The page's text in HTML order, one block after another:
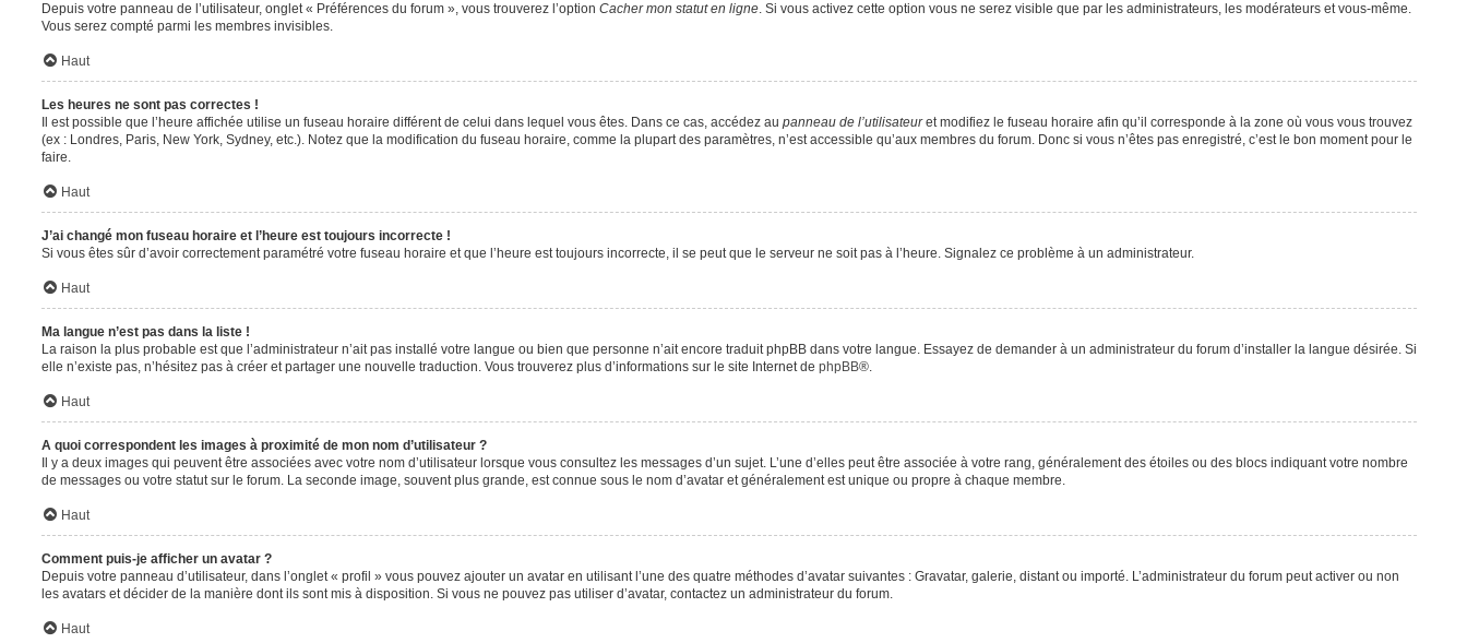
Depuis votre panneau de l’utilisateur, onglet « Préférences du forum », vous trouverez l’option Cacher mon statut en ligne. Si vous activez cette option vous ne serez visible que par les administrateurs, les modérateurs et vous-même.
Vous serez compté parmi les membres invisibles.
Haut
Les heures ne sont pas correctes !
Il est possible que l’heure affichée utilise un fuseau horaire différent de celui dans lequel vous êtes. Dans ce cas, accédez au panneau de l’utilisateuret modifiez le fuseau horaire afin qu’il corresponde à la zone où vous vous trouvez
(ex : Londres, Paris, New York, Sydney, etc.). Notez que la modification du fuseau horaire, comme la plupart des paramètres, n’est accessible qu’aux membres du forum. Donc si vous n’êtes pas enregistré, c’est le bon moment pour le
faire.
Haut
J’ai changé mon fuseau horaire et l’heure est toujours incorrecte !
Si vous êtes sûr d’avoir correctement paramétré votre fuseau horaire et que l’heure est toujours incorrecte, il se peut que le serveur ne soit pas à l’heure. Signalez ce problème à un administrateur.
Haut
Ma langue n’est pas dans la liste !
La raison la plus probable est que l’administrateur n’ait pas installé votre langue ou bien que personne n’ait encore traduit phpBB dans votre langue. Essayez de demander à un administrateur du forum d’installer la langue désirée. Si
elle n’existe pas, n’hésitez pas à créer et partager une nouvelle traduction. Vous trouverez plus d’informations sur le site Internet de phpBB®.
Haut
A quoi correspondent les images à proximité de mon nom d’utilisateur ?
Il y a deux images qui peuvent être associées avec votre nom d’utilisateur lorsque vous consultez les messages d’un sujet. L’une d’elles peut être associée à votre rang, généralement des étoiles ou des blocs indiquant votre nombre
de messages ou votre statut sur le forum. La seconde image, souvent plus grande, est connue sous le nom d’avatar et généralement est unique ou propre à chaque membre.
Haut
Comment puis-je afficher un avatar ?
Depuis votre panneau d’utilisateur, dans l’onglet « profil » vous pouvez ajouter un avatar en utilisant l’une des quatre méthodes d’avatar suivantes : Gravatar, galerie, distant ou importé. L’administrateur du forum peut activer ou non
les avatars et décider de la manière dont ils sont mis à disposition. Si vous ne pouvez pas utiliser d’avatar, contactez un administrateur du forum.
Haut